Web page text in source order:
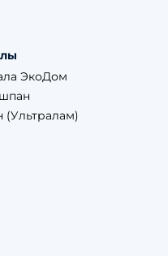
ЭкоДом
(Ультралам)